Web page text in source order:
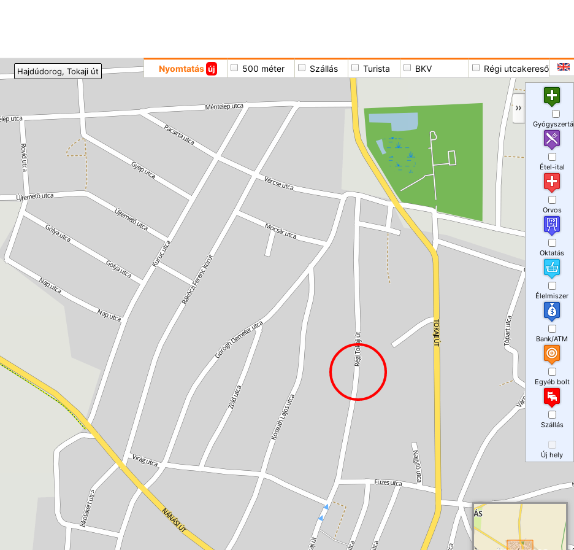
Nyomtatás új 500 méter Szállás Turista BKV Régi utcakereső
Hajdúdorog, Tokaji út
Étel-ital
Orvos
Oktatás
Élelmiszer
Bank/ATM
Egyéb bolt
Szállás
Új hely